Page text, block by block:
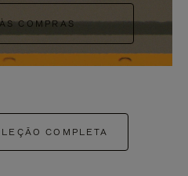
COMPRAS
COMPLETA